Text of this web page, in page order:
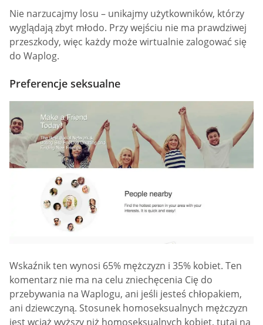
Nie narzucajmy losu – unikajmy użytkowników, którzy
wyglądają zbyt młodo. Przy wejściu nie ma prawdziwej
przeszkody, więc każdy może wirtualnie zalogować się
do Waplog.
Preferencje seksualne
Wskaźnik ten wynosi 65% mężczyzn i 35% kobiet. Ten
komentarz nie ma na celu zniechęcenia Cię do
przebywania na Waplogu, ani jeśli jesteś chłopakiem,
ani dziewczyną. Stosunek homoseksualnych mężczyzn
jest wciąż wyższy niż homoseksualnych kobiet, tutaj na